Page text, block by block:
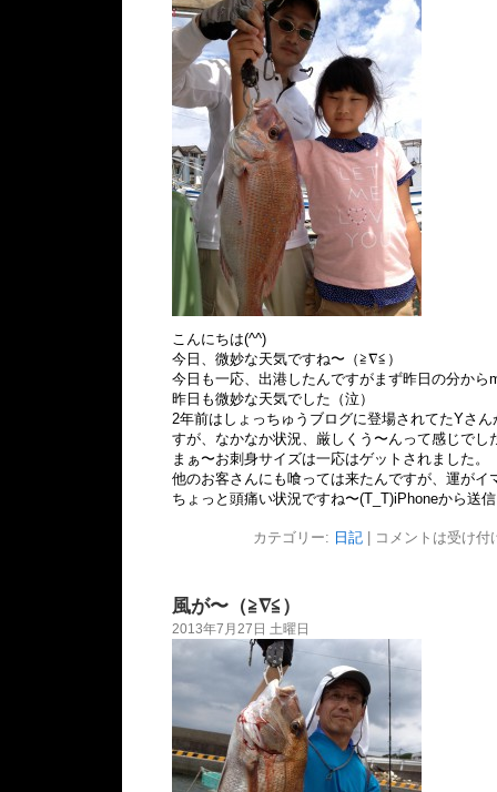
こんにちは(^^)
今日、微妙な天気ですね〜（≧∇≦）
今日も一応、出港したんですがまず昨日の分から
昨日も微妙な天気でした（泣）
2年前はしょっちゅうブログに登場されてたYさ
すが、なかなか状況、厳しくう〜んって感じでし
まぁ〜お刺身サイズは一応はゲットされました。
他のお客さんにも喰っては来たんですが、運が
ちょっと頭痛い状況ですね〜(T_T)iPhoneから送信
カテゴリー: 日記| コメントは受け付
風が〜（≧∇≦）
2013年7月27日 土曜日